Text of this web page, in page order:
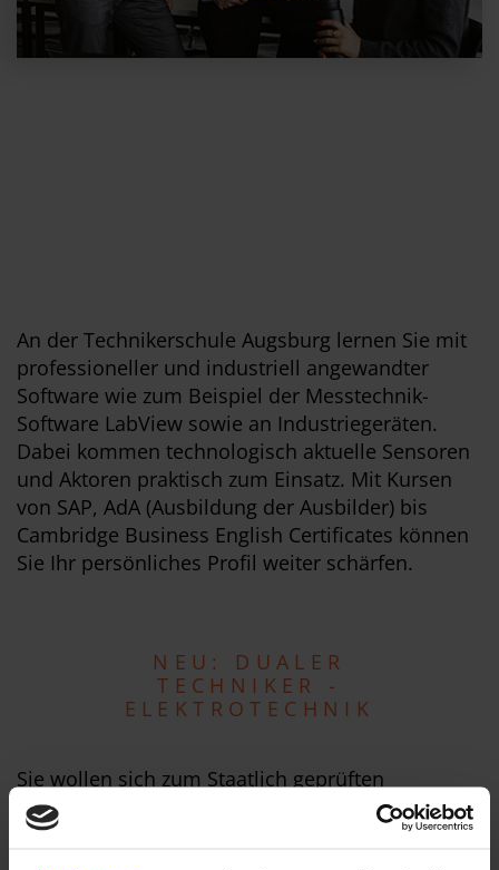
An der Technikerschule Augsburg lernen Sie mit
professioneller und industriell angewandter
Software wie zum Beispiel der Messtechnik-
Software LabView sowie an Industriegeräten.
Dabei kommen technologisch aktuelle Sensoren
und Aktoren praktisch zum Einsatz. Mit Kursen
von SAP, AdA (Ausbildung der Ausbilder) bis
Cambridge Business English Certificates können
Sie Ihr persönliches Profil weiter schärfen.
NEU: DUALER
TECHNIKER -
ELEKTROTECHNIK
Sie wollen sich zum Staatlich geprüften
Elektrotechniker (Bachelor Professional
in Technik) weiterbilden, dabei aber im Beruf